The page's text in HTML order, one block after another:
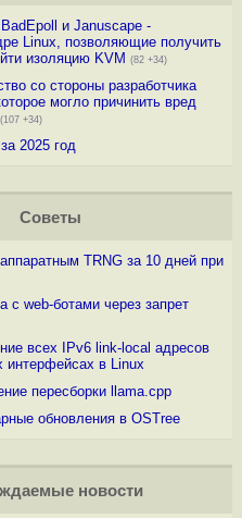
и Januscape -
Linux, позволяющие получить
изоляцию KVM
(82 +34)
со стороны разработчика
могло причинить вред
(107 +34)
2025 год
Советы
TRNG за 10 дней при
с web-ботами через запрет
всех IPv6 link-local адресов
интерфейсах в Linux
пересборки llama.cpp
обновления в OSTree
новости